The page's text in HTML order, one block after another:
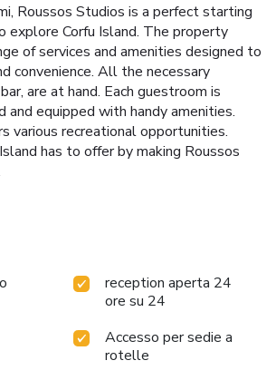
Roussos Studios is a perfect starting
explore Corfu Island. The property
of services and amenities designed to
convenience. All the necessary
are at hand. Each guestroom is
and equipped with handy amenities.
various recreational opportunities.
has to offer by making Roussos
reception aperta 24
ore su 24
Accesso per sedie a
rotelle